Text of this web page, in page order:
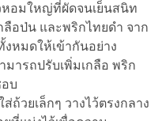
หอมใหญ่ที่ผัดจนเย็นสนิท
อป่น และพริกไทยดำ จาก
หมดให้เข้ากันอย่าง
ารถปรับเพิ่มเกลือ พริก
บ
ถ้วยเล็กๆ วางไว้ตรงกลาง